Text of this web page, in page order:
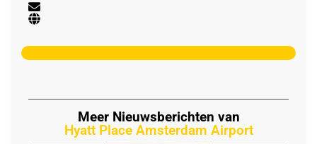
Meer Nieuwsberichten van
Hyatt Place Amsterdam Airport